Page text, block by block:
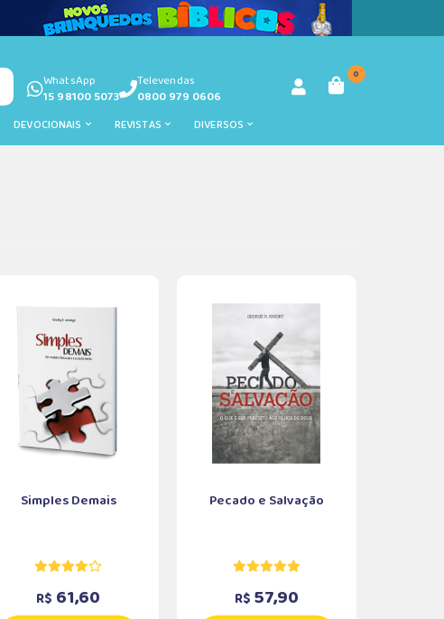
WhatsApp
15 98100 5073
Televendas
0800 979 0606
0
DEVOCIONAIS REVISTAS DIVERSOS
Simples Demais
R$ 61,60
Pecado e Salvação
R$ 57,90